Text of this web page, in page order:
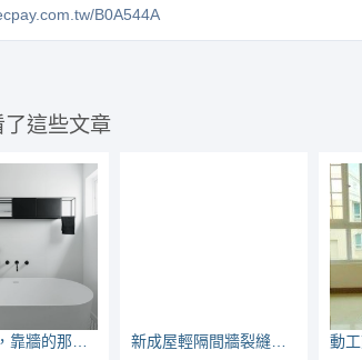
B0A544A
了這些文章
新成屋輕隔間牆裂縫修補的方法